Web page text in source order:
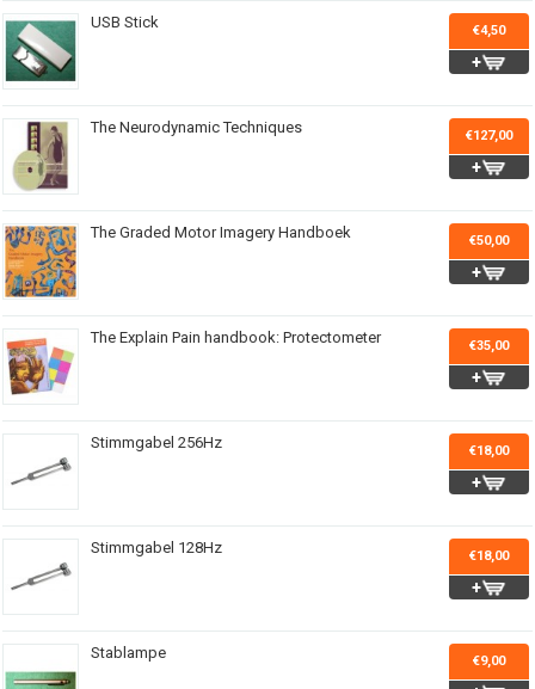
USB Stick €4,50
The Neurodynamic Techniques €127,00
The Graded Motor Imagery Handboek €50,00
The Explain Pain handbook: Protectometer €35,00
Stimmgabel 256Hz €18,00
Stimmgabel 128Hz €18,00
Stablampe €9,00